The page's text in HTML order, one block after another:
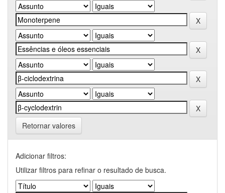
Retornar valores
Adicionar filtros:
Utilizar filtros para refinar o resultado de busca.